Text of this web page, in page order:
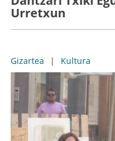
Urretxun
Gizartea | Kultura